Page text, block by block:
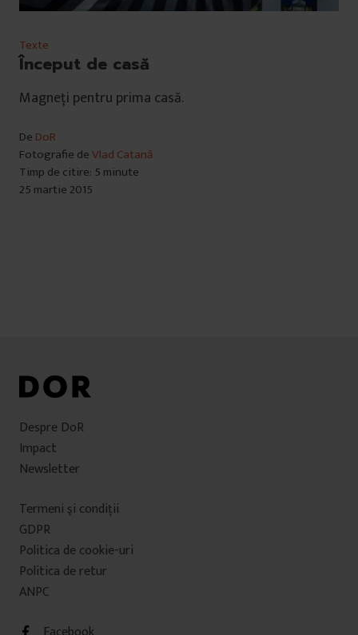
Texte
Început de casă
Magneți pentru prima casă.
De DoR
Fotografie deVlad Catană
Timp de citire: 5 minute
25 martie 2015
Despre DoR
Impact
Newsletter
Termeni şi condiţii
GDPR
Politica de cookie-uri
Politica de retur
ANPC